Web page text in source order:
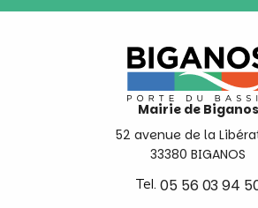
Mairie de Biganos
52 avenue de la
33380 BIGANOS
Tel. 05 56 03 94